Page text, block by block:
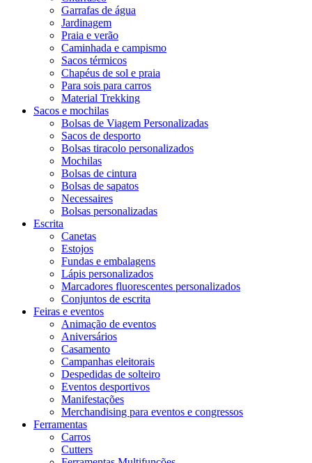
Garrafas de água
Jardinagem
Praia e verão
Caminhada e campismo
Sacos térmicos
Chapéus de sol e praia
Para sois para carros
Material Trekking
Sacos e mochilas
Bolsas de Viagem Personalizadas
Sacos de desporto
Bolsas tiracolo personalizados
Mochilas
Bolsas de cintura
Bolsas de sapatos
Necessaires
Bolsas personalizadas
Escrita
Canetas
Estojos
Fundas e embalagens
Lápis personalizados
Marcadores fluorescentes personalizados
Conjuntos de escrita
Feiras e eventos
Animação de eventos
Aniversários
Casamento
Campanhas eleitorais
Despedidas de solteiro
Eventos desportivos
Manifestações
Merchandising para eventos e congressos
Ferramentas
Carros
Cutters